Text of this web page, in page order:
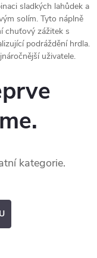
sladkých lahůdek a
solím. Tyto náplně
chuťový zážitek s
podráždění hrdla.
uživatele.
kategorie.